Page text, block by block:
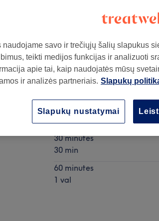
Anticeliulitinis masažas
30 minutes
30 min
60 minutes
1 val
naudojame savo ir trečiųjų šalių slapukus
teikti medijos funkcijas ir analizuoti
apie tai, kaip naudojatės mūsų
ir analizės partneriais. Slapukų
Slapukų nustatymai